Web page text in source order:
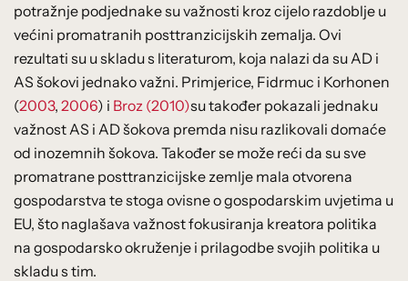
potražnje podjednake su važnosti kroz cijelo razdoblje u
većini promatranih posttranzicijskih zemalja. Ovi
rezultati su u skladu s literaturom, koja nalazi da su AD i
AS šokovi jednako važni. Primjerice, Fidrmuc i Korhonen
(2003, 2006) i Broz (2010)su također pokazali jednaku
važnost AS i AD šokova premda nisu razlikovali domaće
od inozemnih šokova. Također se može reći da su sve
promatrane posttranzicijske zemlje mala otvorena
gospodarstva te stoga ovisne o gospodarskim uvjetima u
EU, što naglašava važnost fokusiranja kreatora politika
na gospodarsko okruženje i prilagodbe svojih politika u
skladu s tim.